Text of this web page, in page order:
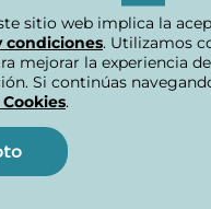
sitio web implica la
condiciones. Utilizamos
mejorar la experiencia
Si continúas
.